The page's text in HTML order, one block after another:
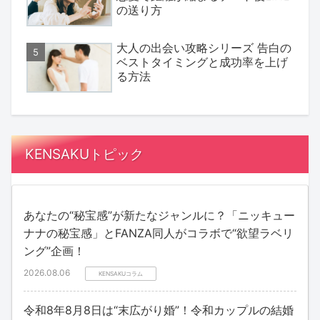
の送り方
大人の出会い攻略シリーズ 告白の
ベストタイミングと成功率を上げ
る方法
KENSAKUトピック
あなたの“秘宝感”が新たなジャンルに？「ニッキュー
ナナの秘宝感」とFANZA同人がコラボで“欲望ラベリ
ング”企画！
2026.08.06 KENSAKUコラム
令和8年8月8日は“末広がり婚”！令和カップルの結婚